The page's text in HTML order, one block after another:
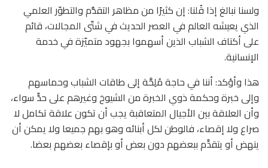
ولسنا نبالغ إذا قُلنا: إن كثيرًا من مظاهر التقدُّم والتطوّر العلمي
الذي يعيشه العالم في العصر الحديث في شتّى المجالات، قائم
على أكتاف الشباب الذين أسهموا بجهود متميّزة في خدمة
الإنسانية.
هذا وأؤكد: أننا في حاجة مُلِحَّة إلى طاقات الشباب وحماسهم
وإلى خبرة وحكمة ذوي الخبرة من الشيوخ وغيرهم على حدٍّ سواء،
وأن العلاقة بين الأجيال المتعاقبة يجب أن تكون علاقة تكامل لا
صراع ولا إقصاء، فالوطن لكل أبنائه وهو بهم جميعا ولا يمكن أن
ينهض أو يتقدَّم ببعضهم دون بعض أو بإقصاء بعضهم بعضا.